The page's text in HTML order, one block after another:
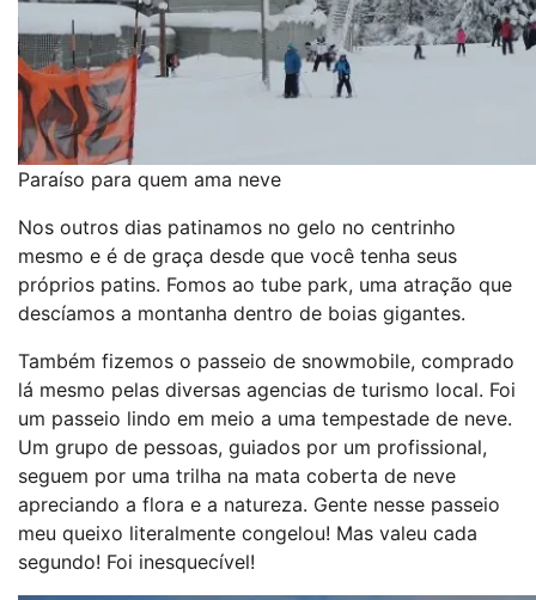
Paraíso para quem ama neve
Nos outros dias patinamos no gelo no centrinho
mesmo e é de graça desde que você tenha seus
próprios patins. Fomos ao tube park, uma atração que
descíamos a montanha dentro de boias gigantes.
Também fizemos o passeio de snowmobile, comprado
lá mesmo pelas diversas agencias de turismo local. Foi
um passeio lindo em meio a uma tempestade de neve.
Um grupo de pessoas, guiados por um profissional,
seguem por uma trilha na mata coberta de neve
apreciando a flora e a natureza. Gente nesse passeio
meu queixo literalmente congelou! Mas valeu cada
segundo! Foi inesquecível!